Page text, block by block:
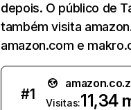
depois. O público de
também visita
amazon.com e
#1
Visitas:11,34